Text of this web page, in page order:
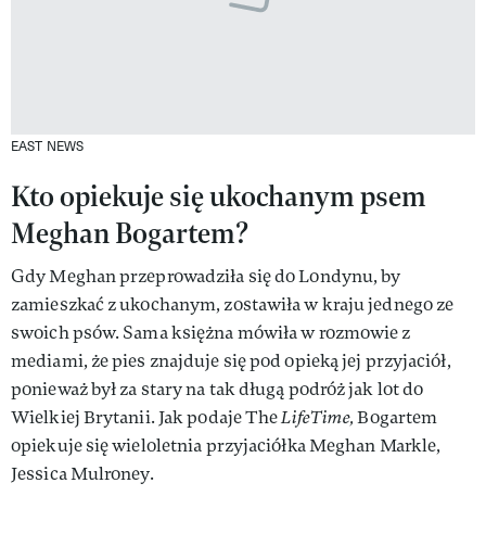
EAST NEWS
Kto opiekuje się ukochanym psem
Meghan Bogartem?
Gdy Meghan przeprowadziła się do Londynu, by
zamieszkać z ukochanym, zostawiła w kraju jednego ze
swoich psów. Sama księżna mówiła w rozmowie z
mediami, że pies znajduje się pod opieką jej przyjaciół,
ponieważ był za stary na tak długą podróż jak lot do
Wielkiej Brytanii. Jak podaje TheLifeTime,Bogartem
opiekuje się wieloletnia przyjaciółka Meghan Markle,
Jessica Mulroney.